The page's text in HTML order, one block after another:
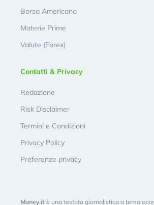
Borsa Americana
Materie Prime
Valute (Forex)
Contatti & Privacy
Redazione
Risk Disclaimer
Termini e Condizioni
Privacy Policy
Preferenze privacy
Money.it è una testata giornalistica a tema